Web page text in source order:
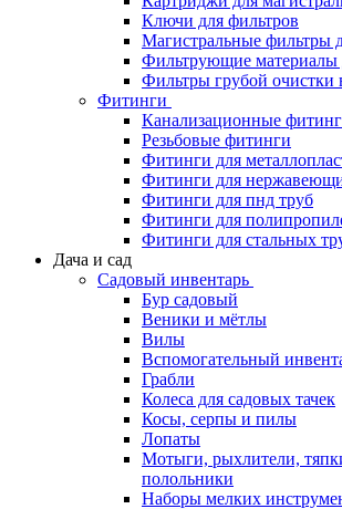
Ключи для фильтров
Магистральные фильтры
Фильтрующие материалы
Фильтры грубой очистки
Фитинги
Канализационные
Резьбовые фитинги
Фитинги для
Фитинги для
Фитинги для пнд труб
Фитинги для
Фитинги для стальных
Дача и сад
Садовый инвентарь
Бур садовый
Веники и мётлы
Вилы
Вспомогательный
Грабли
Колеса для садовых тачек
Косы, серпы и пилы
Лопаты
Мотыги, рыхлители,
полольники
Наборы мелких